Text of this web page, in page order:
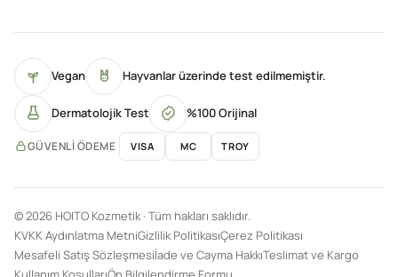
Vegan Hayvanlar üzerinde test edilmemiştir.
Dermatolojik Test %100 Orijinal
GÜVENLI ÖDEME VISA MC TROY
© 2026 HOITO Kozmetik · Tüm hakları saklıdır.
KVKK Aydınlatma MetniGizlilik PolitikasıÇerez Politikası
Mesafeli Satış Sözleşmesiİade ve Cayma HakkıTeslimat ve Kargo